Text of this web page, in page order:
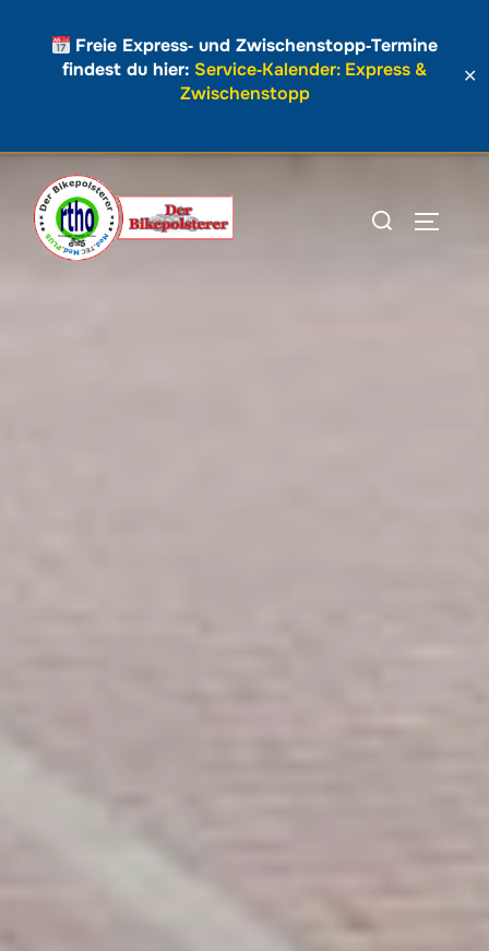
Inhalt
springen
Freie Express‑ und Zwischenstopp‑Termine
findest du hier: Service‑Kalender: Express &
Zwischenstopp
✕
Suchen